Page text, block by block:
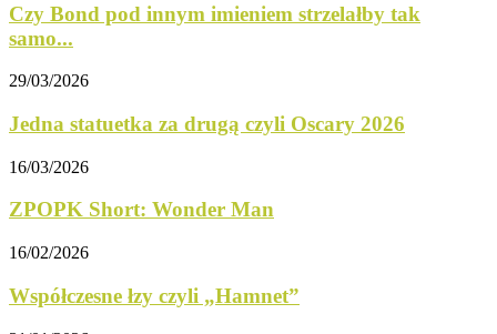
Czy Bond pod innym imieniem strzelałby tak
samo...
29/03/2026
Jedna statuetka za drugą czyli Oscary 2026
16/03/2026
ZPOPK Short: Wonder Man
16/02/2026
Współczesne łzy czyli „Hamnet”